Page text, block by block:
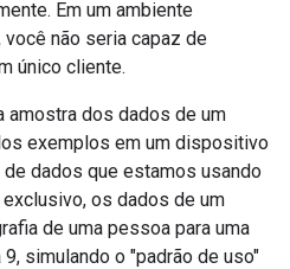
Em um ambiente
não seria capaz de
único cliente.
amostra dos dados de um
exemplos em um dispositivo
dados que estamos usando
os dados de um
de uma pessoa para uma
simulando o "padrão de uso"